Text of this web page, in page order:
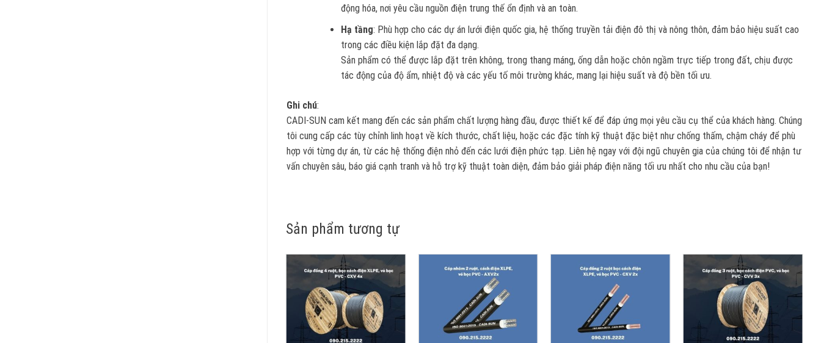
động hóa, nơi yêu cầu nguồn điện trung thế ổn định và an toàn.
Hạ tầng: Phù hợp cho các dự án lưới điện quốc gia, hệ thống truyền tải điện đô thị và nông thôn, đảm bảo hiệu suất cao
trong các điều kiện lắp đặt đa dạng.
Sản phẩm có thể được lắp đặt trên không, trong thang máng, ống dẫn hoặc chôn ngầm trực tiếp trong đất, chịu được
tác động của độ ẩm, nhiệt độ và các yếu tố môi trường khác, mang lại hiệu suất và độ bền tối ưu.
Ghi chú:
CADI-SUN cam kết mang đến các sản phẩm chất lượng hàng đầu, được thiết kế để đáp ứng mọi yêu cầu cụ thể của khách hàng. Chúng
tôi cung cấp các tùy chỉnh linh hoạt về kích thước, chất liệu, hoặc các đặc tính kỹ thuật đặc biệt như chống thấm, chậm cháy để phù
hợp với từng dự án, từ các hệ thống điện nhỏ đến các lưới điện phức tạp. Liên hệ ngay với đội ngũ chuyên gia của chúng tôi để nhận tư
vấn chuyên sâu, báo giá cạnh tranh và hỗ trợ kỹ thuật toàn diện, đảm bảo giải pháp điện năng tối ưu nhất cho nhu cầu của bạn!
Sản phẩm tương tự